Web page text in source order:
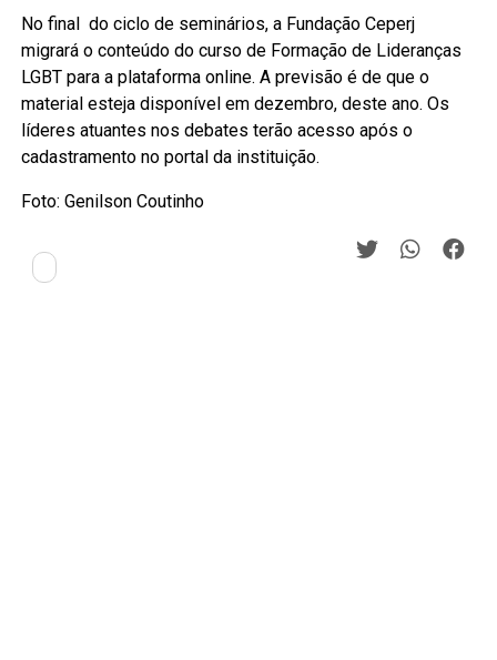
No final do ciclo de seminários, a Fundação Ceperj
migrará o conteúdo do curso de Formação de Lideranças
LGBT para a plataforma online. A previsão é de que o
material esteja disponível em dezembro, deste ano. Os
líderes atuantes nos debates terão acesso após o
cadastramento no portal da instituição.
Foto: Genilson Coutinho